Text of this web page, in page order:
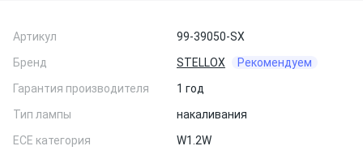
Артикул
99-39050-SX
Бренд
STELLOX
Рекомендуем
Гарантия производителя
1 год
Тип лампы
накаливания
ЕСЕ категория
W1.2W